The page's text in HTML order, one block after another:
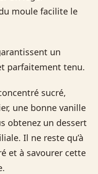
moule facilite le
un
parfaitement tenu.
sucré,
une bonne vanille
obtenez un dessert
Il ne reste qu’à
et à savourer cette